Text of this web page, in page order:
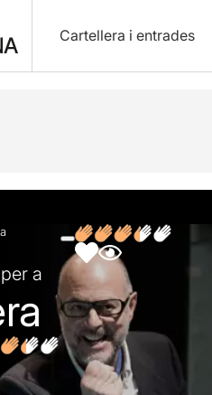
Cartellera i entrades
Fotos i vídeos
a